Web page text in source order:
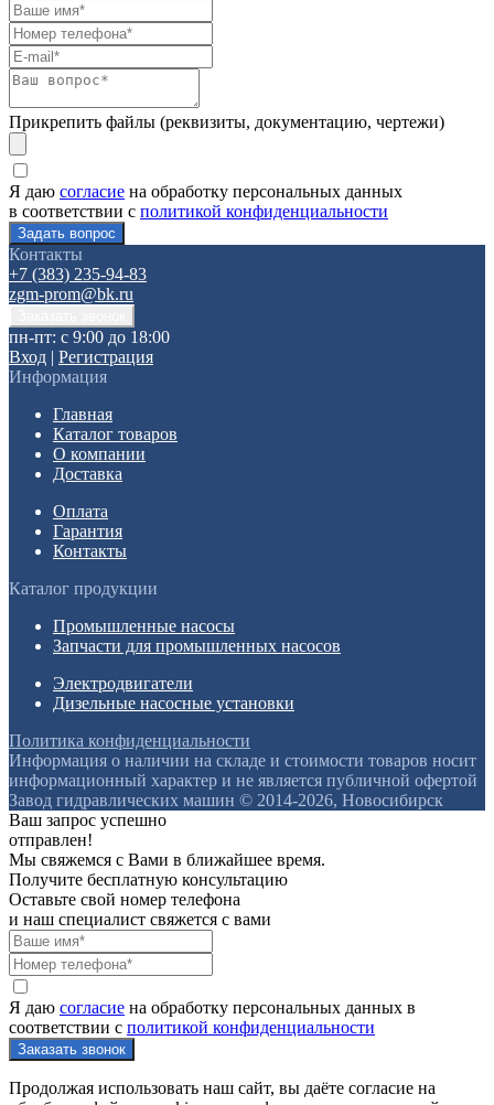
Прикрепить файлы (реквизиты, документацию, чертежи)
Я даю согласие на обработку персональных данных
в соответствии с политикой конфиденциальности
Контакты
+7 (383) 235-94-83
zgm-prom@bk.ru
пн-пт: с 9:00 до 18:00
Вход | Регистрация
Информация
Главная
Каталог товаров
О компании
Доставка
Оплата
Гарантия
Контакты
Каталог продукции
Промышленные насосы
Запчасти для промышленных насосов
Электродвигатели
Дизельные насосные установки
Политика конфиденциальности
Информация о наличии на складе и стоимости товаров носит
информационный характер и не является публичной офертой
Завод гидравлических машин © 2014-2026, Новосибирск
Ваш запрос успешно
отправлен!
Мы свяжемся с Вами в ближайшее время.
Получите бесплатную консультацию
Оставьте свой номер телефона
и наш специалист свяжется с вами
Я даю согласие на обработку персональных данных в
соответствии с политикой конфиденциальности
Продолжая использовать наш сайт, вы даёте согласие на